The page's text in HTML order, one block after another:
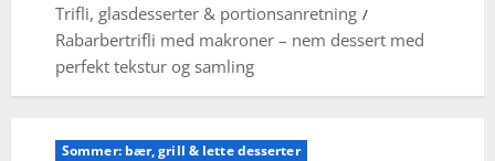
Trifli, glasdesserter & portionsanretning
Rabarbertrifli med makroner – nem dessert med
perfekt tekstur og samling
Sommer: bær, grill & lette desserter